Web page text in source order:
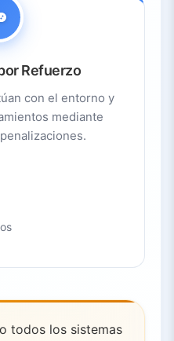
Refuerzo
con el entorno y
mediante
todos los sistemas